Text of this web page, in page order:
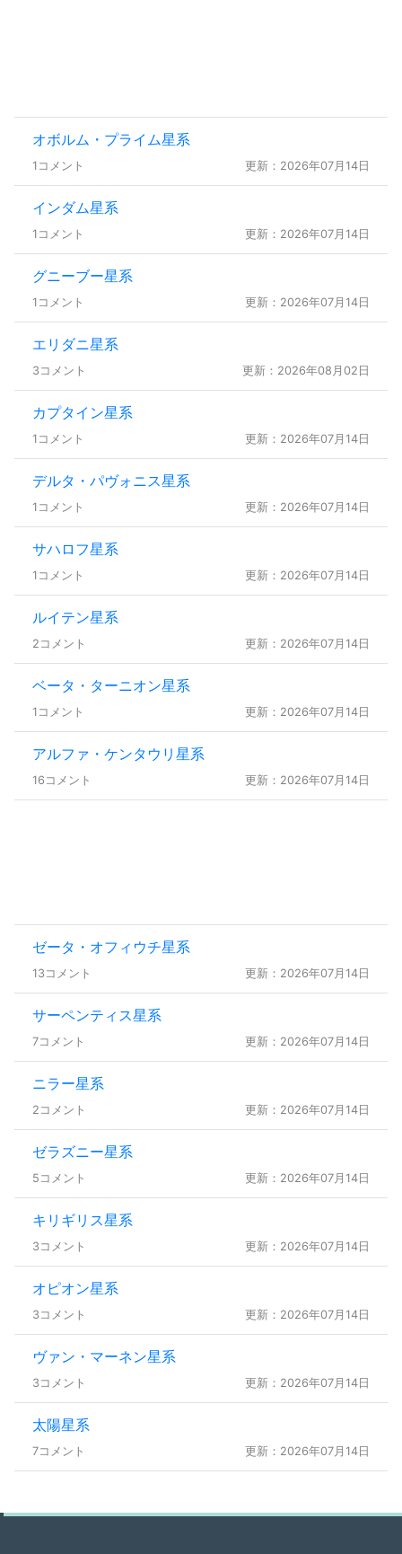
オボルム・プライム星系
1コメント 更新：2026年07月14日
インダム星系
1コメント 更新：2026年07月14日
グニーブー星系
1コメント 更新：2026年07月14日
エリダニ星系
3コメント 更新：2026年08月02日
カプタイン星系
1コメント 更新：2026年07月14日
デルタ・パヴォニス星系
1コメント 更新：2026年07月14日
サハロフ星系
1コメント 更新：2026年07月14日
ルイテン星系
2コメント 更新：2026年07月14日
ベータ・ターニオン星系
1コメント 更新：2026年07月14日
アルファ・ケンタウリ星系
16コメント 更新：2026年07月14日
ゼータ・オフィウチ星系
13コメント 更新：2026年07月14日
サーペンティス星系
7コメント 更新：2026年07月14日
ニラー星系
2コメント 更新：2026年07月14日
ゼラズニー星系
5コメント 更新：2026年07月14日
キリギリス星系
3コメント 更新：2026年07月14日
オピオン星系
3コメント 更新：2026年07月14日
ヴァン・マーネン星系
3コメント 更新：2026年07月14日
太陽星系
7コメント 更新：2026年07月14日